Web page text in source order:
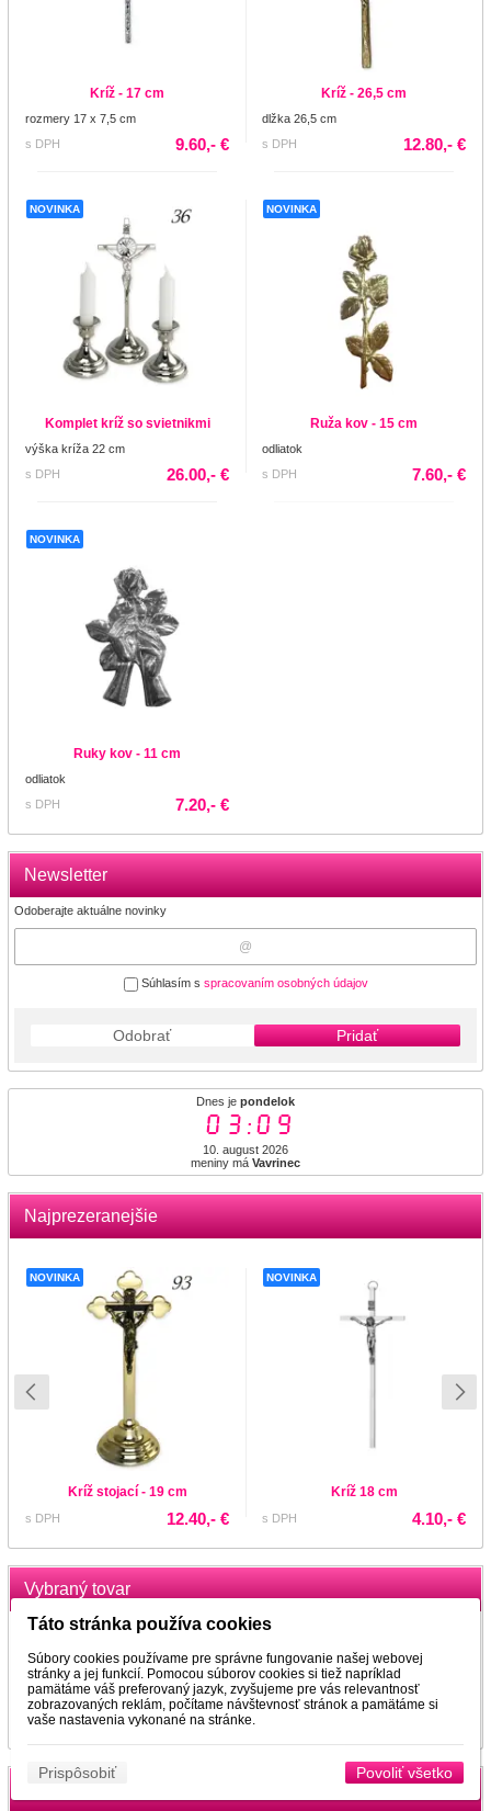
Newsletter
Odoberajte aktuálne novinky
Súhlasím s spracovaním osobných údajov
Odobrať Pridať
Dnes je pondelok
03:09
10. august 2026
meniny má Vavrinec
Najprezeranejšie
NOVINKA
Kríž stojací - 19 cm
s DPH 12.40,- €
NOVINKA
Kríž 18 cm
s DPH 4.10,- €
Vybraný tovar
Dĺžka: 4 cm Šírka: 2,5 cm
Špirálka do vlasov s
ozdobou. Jednoduchý a
čistý tvar. Jednoducho
zakrútite do účesu a viditeľná zostane
Kríž - 17 cm
rozmery 17 x 7,5 cm
s DPH
9.60,- €
Kríž - 26,5 cm
dlžka 26,5 cm
s DPH
12.80,- €
NOVINKA
Komplet kríž so svietnikmi
výška kríža 22 cm
s DPH
26.00,- €
NOVINKA
Ruža kov - 15 cm
odliatok
s DPH
7.60,- €
NOVINKA
Ruky kov - 11 cm
odliatok
s DPH
7.20,- €
Táto stránka používa cookies
Súbory cookies používame pre správne fungovanie našej webovej
stránky a jej funkcií. Pomocou súborov cookies si tiež napríklad
pamätáme váš preferovaný jazyk, zvyšujeme pre vás relevantnosť
zobrazovaných reklám, počítame návštevnosť stránok a pamätáme si
vaše nastavenia vykonané na stránke.
Prispôsobiť Povoliť všetko